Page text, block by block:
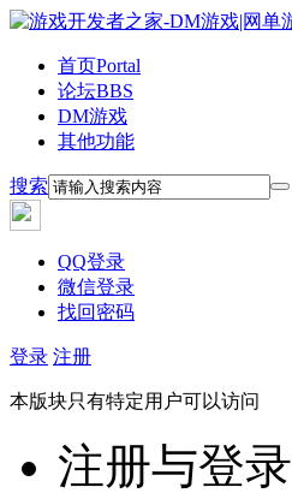
首页Portal
论坛BBS
DM游戏
其他功能
搜索
QQ登录
微信登录
找回密码
登录 注册
本版块只有特定用户可以访问
注册与登录